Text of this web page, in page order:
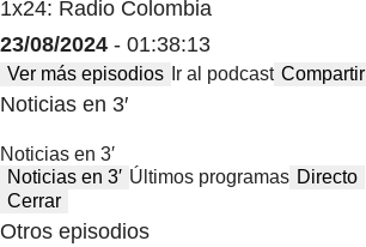
1x24: Radio Colombia
23/08/2024 - 01:38:13
Ver más episodios Ir al podcast Compartir
Noticias en 3′
Noticias en 3′
Noticias en 3′ Últimos programas Directo
Cerrar
Otros episodios